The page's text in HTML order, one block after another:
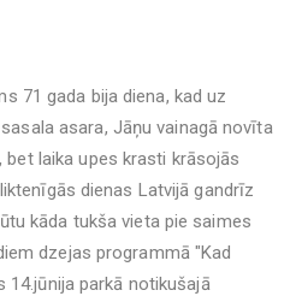
71 gada bija diena, kad uz
asara, Jāņu vainagā novīta
bet laika upes krasti krāsojās
dienas Latvijā gandrīz
kāda tukša vieta pie saimes
dzejas programmā "Kad
parkā notikušajā